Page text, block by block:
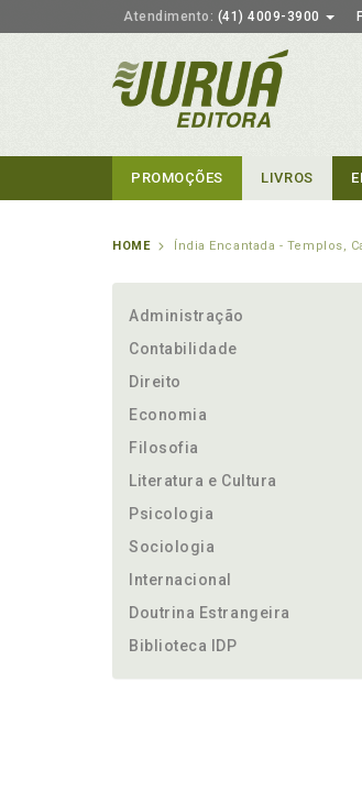
Atendimento: (41) 4009-3900
PROMOÇÕES LIVROS
HOME Índia Encantada - Templos,
Administração
Contabilidade
Direito
Economia
Filosofia
Literatura e Cultura
Psicologia
Sociologia
Internacional
Doutrina Estrangeira
Biblioteca IDP